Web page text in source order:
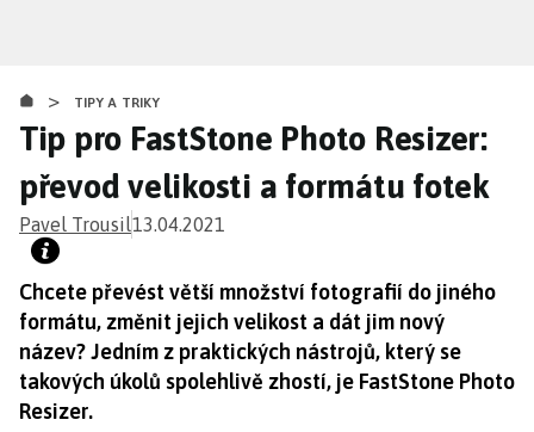
obsahu
> TIPY A TRIKY
Tip pro FastStone Photo Resizer:
převod velikosti a formátu fotek
Pavel Trousil13.04.2021
Chcete převést větší množství fotografií do jiného
formátu, změnit jejich velikost a dát jim nový
název? Jedním z praktických nástrojů, který se
takových úkolů spolehlivě zhostí, je FastStone Photo
Resizer.